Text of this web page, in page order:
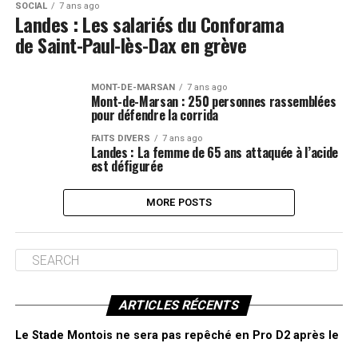
SOCIAL 7 ans ago
Landes : Les salariés du Conforama
de Saint-Paul-lès-Dax en grève
MONT-DE-MARSAN 7 ans ago
Mont-de-Marsan : 250 personnes rassemblées
pour défendre la corrida
FAITS DIVERS 7 ans ago
Landes : La femme de 65 ans attaquée à l’acide
est défigurée
MORE POSTS
ARTICLES RÉCENTS
Le Stade Montois ne sera pas repêché en Pro D2 après le